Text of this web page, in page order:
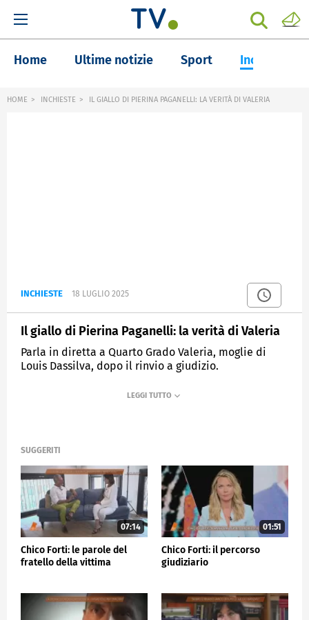
Home Ultime notizie Sport Inchieste
HOME INCHIESTE IL GIALLO DI PIERINA PAGANELLI: LA VERITÀ DI VALERIA
INCHIESTE 18 LUGLIO 2025
Il giallo di Pierina Paganelli: la verità di Valeria
Parla in diretta a Quarto Grado Valeria, moglie di
Louis Dassilva, dopo il rinvio a giudizio.
QUARTO GRADO
SUGGERITI
07:14
Chico Forti: le parole del
fratello della vittima
01:51
Chico Forti: il percorso
giudiziario